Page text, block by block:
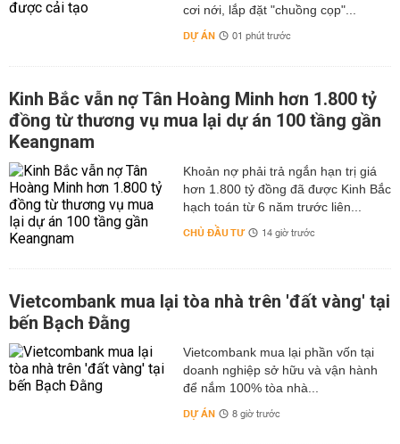
cơi nới, lắp đặt "chuồng cọp"...
DỰ ÁN 01 phút trước
Kinh Bắc vẫn nợ Tân Hoàng Minh hơn 1.800 tỷ
đồng từ thương vụ mua lại dự án 100 tầng gần
Keangnam
hơn 1.800 tỷ đồng đã được Kinh Bắc
hạch toán từ 6 năm trước liên...
CHỦ ĐẦU TƯ 14 giờ trước
Vietcombank mua lại tòa nhà trên 'đất vàng' tại
bến Bạch Đằng
Vietcombank mua lại phần vốn tại
doanh nghiệp sở hữu và vận hành
để nắm 100% tòa nhà...
DỰ ÁN 8 giờ trước